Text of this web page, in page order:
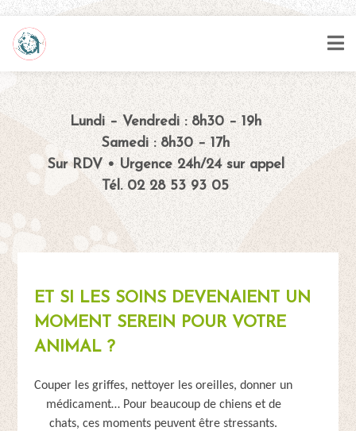
Lundi – Vendredi : 8h30 – 19h
Samedi : 8h30 – 17h
Sur RDV • Urgence 24h/24 sur appel
Tél. 02 28 53 93 05
ET SI LES SOINS DEVENAIENT UN
MOMENT SEREIN POUR VOTRE
ANIMAL ?
Couper les griffes, nettoyer les oreilles, donner un
médicament… Pour beaucoup de chiens et de
chats, ces moments peuvent être stressants.